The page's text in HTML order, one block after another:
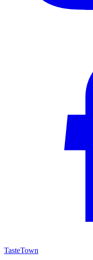
TasteTown